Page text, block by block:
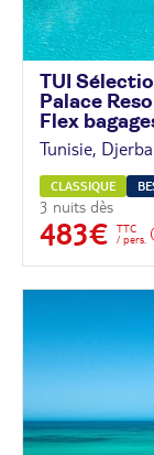
TUI
Palace
Flex
Tunisie, Djerba
CLASSIQUE
3 nuits dès
483€
TTC
/ pers.